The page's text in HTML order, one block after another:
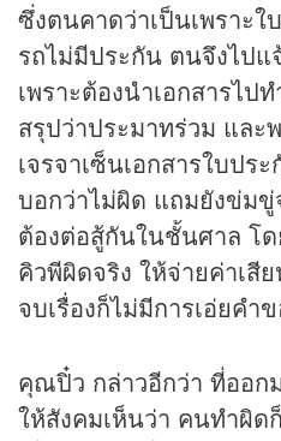
ซึ่งตนคาดว่าเป็นเพราะ
รถไม่มีประกัน ตนจึงไปแ
เพราะต้องนำเอกสารไป
สรุปว่าประมาทร่วม แล
เจรจาเซ็นเอกสารใบปร
บอกว่าไม่ผิด แถมยังข่ม
ต้องต่อสู้กันในชั้นศาล โ
คิวพีผิดจริง ให้จ่ายค่าเสี
จบเรื่องก็ไม่มีการเอ่ยคำ
คุณปิ๋ว กล่าวอีกว่า ที่ออก
ให้สังคมเห็นว่า คนทำผิด